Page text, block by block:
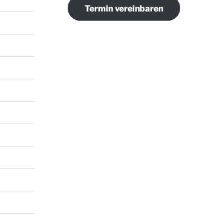
Termin vereinbaren